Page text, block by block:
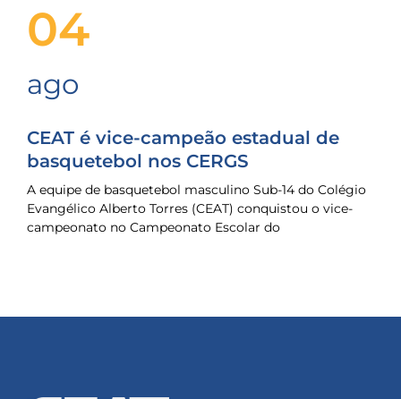
04
ago
CEAT é vice-campeão estadual de
basquetebol nos CERGS
A equipe de basquetebol masculino Sub-14 do Colégio
Evangélico Alberto Torres (CEAT) conquistou o vice-
campeonato no Campeonato Escolar do